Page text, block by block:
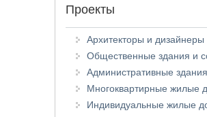
Проекты
Архитекторы и дизайнеры
Общественные здания и
Административные здания
Многоквартирные жилые
Индивидуальные жилые